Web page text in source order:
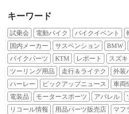
キーワード
試乗会 電動バイク バイクイベント
国内メーカー
サスペンション BMW
バイクパーツ
KTM レポート スズキ
ツーリング用品
走行＆ライテク 外装
ハーレー
ピックアップニュース 車両
電装品
モータースポーツ アパレル
リコール情報
用品パーツ販売店 マフ